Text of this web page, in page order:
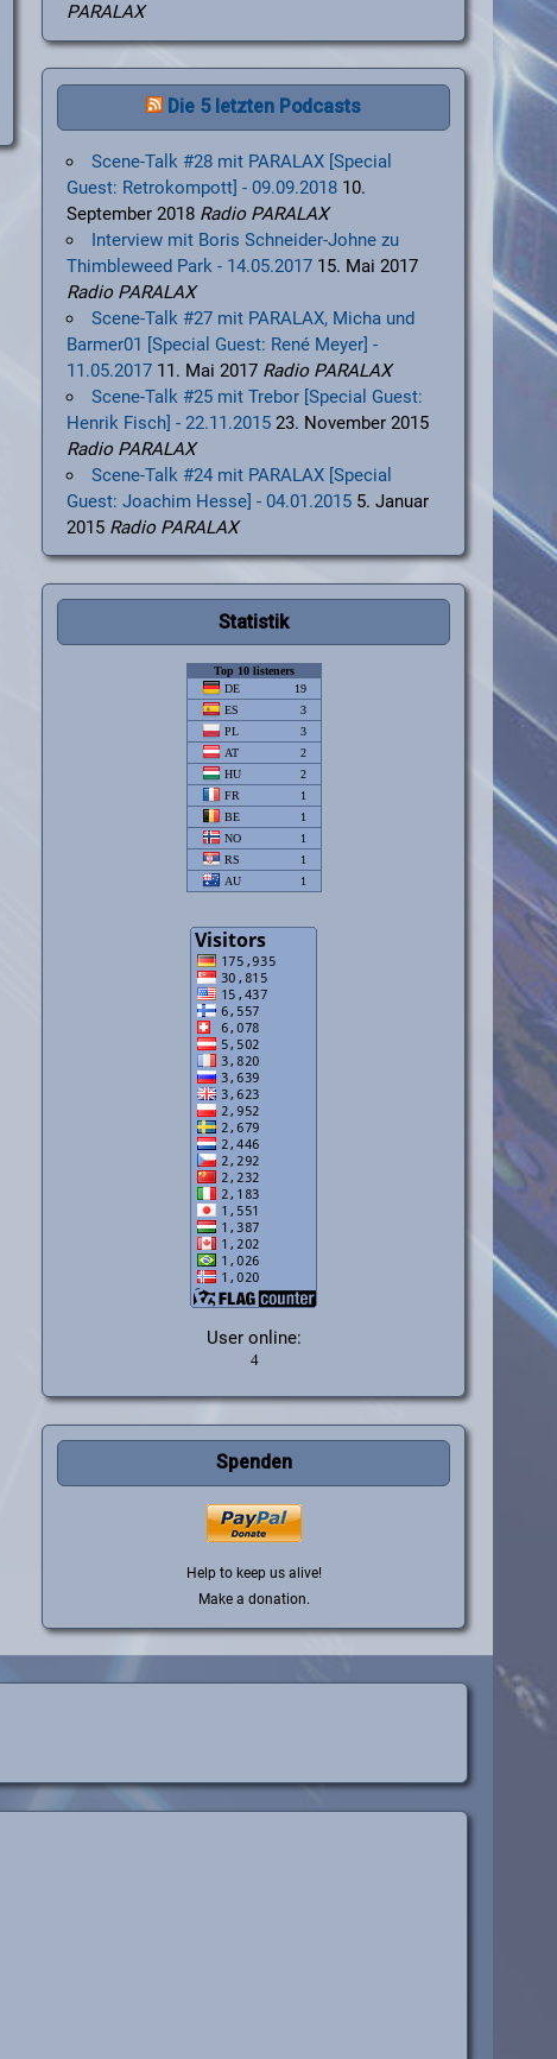
PARALAX
Die 5 letzten Podcasts
Scene-Talk #28 mit PARALAX [Special
Guest: Retrokompott] - 09.09.2018 10.
September 2018 Radio PARALAX
Interview mit Boris Schneider-Johne zu
Thimbleweed Park - 14.05.2017 15. Mai 2017
Radio PARALAX
Scene-Talk #27 mit PARALAX, Micha und
Barmer01 [Special Guest: René Meyer] -
11.05.2017 11. Mai 2017 Radio PARALAX
Scene-Talk #25 mit Trebor [Special Guest:
Henrik Fisch] - 22.11.2015 23. November 2015
Radio PARALAX
Scene-Talk #24 mit PARALAX [Special
Guest: Joachim Hesse] - 04.01.2015 5. Januar
2015 Radio PARALAX
Statistik
User online:
Spenden
Help to keep us alive!
Make a donation.